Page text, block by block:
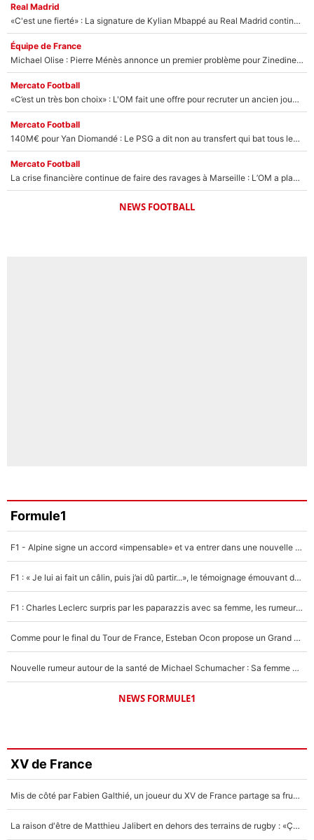
Real Madrid
«C'est une fierté» : La signature de Kylian Mbappé au Real Madrid continue de régaler l'Espagne
Équipe de France
Michael Olise : Pierre Ménès annonce un premier problème pour Zinedine Zidane en équipe de France
Mercato Football
«C’est un très bon choix» : L'OM fait une offre pour recruter un ancien joueur du PSG... et c'est validé dans l'After Foot !
Mercato Football
140M€ pour Yan Diomandé : Le PSG a dit non au transfert qui bat tous les records sur le mercato
Mercato Football
La crise financière continue de faire des ravages à Marseille : L’OM a placé 12 joueurs sur le marché des transferts… et ça pourrait lui rapporter près de 100M€ !
NEWS FOOTBALL
Formule1
F1 - Alpine signe un accord «impensable» et va entrer dans une nouvelle dimension : Grande nouvelle pour Pierre Gasly !
F1 : « Je lui ai fait un câlin, puis j’ai dû partir...», le témoignage émouvant de Max Verstappen sur sa fille
F1 : Charles Leclerc surpris par les paparazzis avec sa femme, les rumeurs étaient vraies !
Comme pour le final du Tour de France, Esteban Ocon propose un Grand Prix de Formule 1 à Paris : «Autour de l’Arc de Triomphe, ce serait génial» !
Nouvelle rumeur autour de la santé de Michael Schumacher : Sa femme Corinna sort du silence
NEWS FORMULE1
XV de France
Mis de côté par Fabien Galthié, un joueur du XV de France partage sa frustration : «ils ne me l’ont pas dit tout de suite»
La raison d'être de Matthieu Jalibert en dehors des terrains de rugby : «Ça m'atteint autant que si tu touches à un membre de ma famille»